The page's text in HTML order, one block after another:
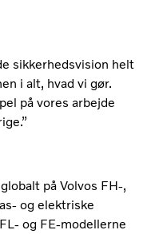
sikkerhedsvision helt
i alt, hvad vi gør.
på vores arbejde
på Volvos FH-,
og elektriske
og FE-modellerne